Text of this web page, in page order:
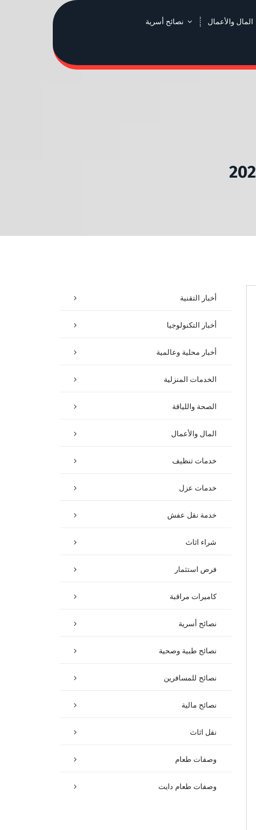
المال والأعمال نصائح أسرية
أخبار التقنية
أخبار التكنولوجيا
أخبار محلية وعالمية
الخدمات المنزلية
الصحة واللياقة
المال والأعمال
خدمات تنظيف
خدمات عزل
خدمة نقل عفش
شراء اثاث
فرص استثمار
كاميرات مراقبة
نصائح أسرية
نصائح طبية وصحية
نصائح للمسافرين
نصائح مالية
نقل اثاث
وصفات طعام
وصفات طعام دايت